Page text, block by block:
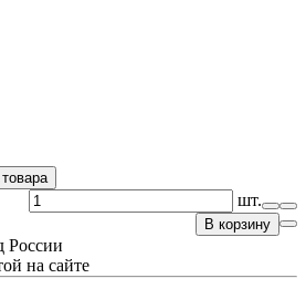
шт.
В корзину
России
на сайте